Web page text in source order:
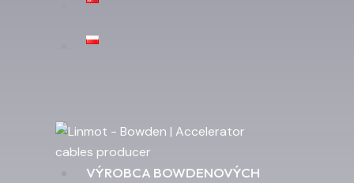
VÝROBCA BOWDENOVÝCH